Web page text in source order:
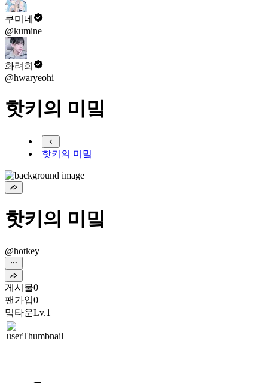
쿠미네
@kumine
화려희
@hwaryeohi
핫키의 미밐
핫키의 미밐
핫키의 미밐
@hotkey
게시물0
팬가입0
밐타운Lv.1